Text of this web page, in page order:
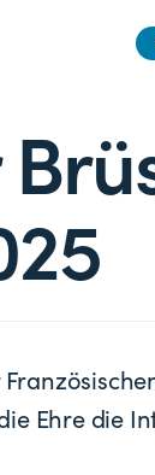
Ehre die